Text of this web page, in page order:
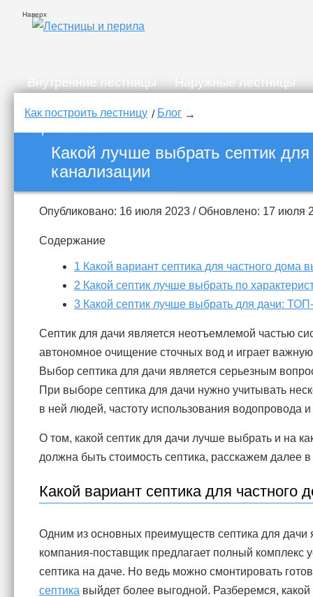
Наверх
Внутренние лестницы
Наружные лестницы
Карта сайта
Как построить лестницу Блог
Какой лучше выбрать септик
канализации
Опубликовано: 16 июля 2023 / Обновлено: 17 июля
Содержание
1 Какой вариант септика для частного
2 Какой септик лучше выбрать по
3 Какой септик лучше выбрать для дачи:
Септик для дачи является неотъемлемой частью
автономное очищение сточных вод и играет
Выбор септика для дачи является серьезным
При выборе септика для дачи нужно учитывать
в ней людей, частоту использования водопровода
О том, какой септик для дачи лучше выбрать и на
должна быть стоимость септика, расскажем далее в
Какой вариант септика для
Одним из основных преимуществ септика для дачи
компания-поставщик предлагает полный комплекс
септика на даче. Но ведь можно смонтировать
септика выйдет более выгодной. Разберемся,